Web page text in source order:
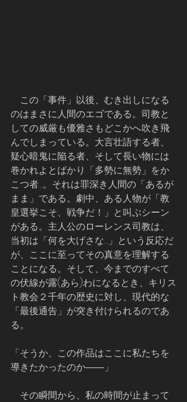
のはまさに人間のエゴである。司教と
しての威厳も優雅さもどこかへ吹き飛
んでしまっている。大言壮語する者、
疑心暗鬼に陥る者、そして長い物には
巻かれよとばかり「多勢に無勢」をか
こつ者…。それは罪深き人間の「あるが
まま」である。劇中、ある人物が「教
皇選挙こそ、戦争だ！」と叫ぶシーン
がある。主人公のローレンス司教は、
当初は「何を大げさな…」という反応だ
が、ここに至ってその真意を理解する
ことになる。そして、今までのすべて
の伏線が露(あら)わになるとき、キリス
ト教会２千年の歴史に対し、現代的な
「最後通告」が突き付けられるのであ
る。
「そうか、この作品はここに私たちを
導きたかったのか――」